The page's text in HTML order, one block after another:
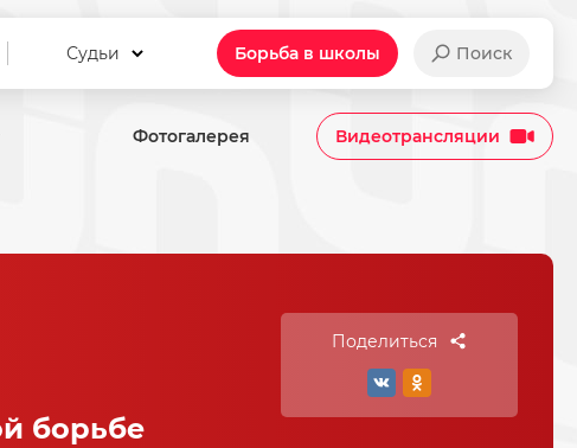
Судьи Борьба в школы Поиск
Фотогалерея Видеотрансляции
борьбе
Поделиться